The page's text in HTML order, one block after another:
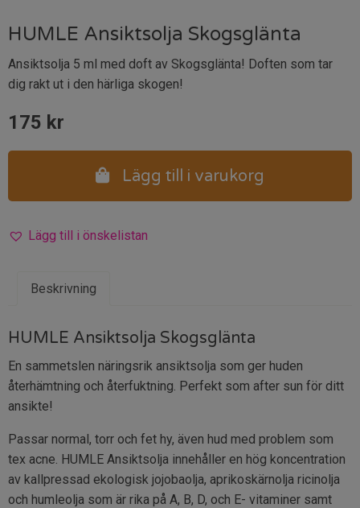
HUMLE Ansiktsolja Skogsglänta
Ansiktsolja 5 ml med doft av Skogsglänta! Doften som tar
dig rakt ut i den härliga skogen!
175 kr
Lägg till i varukorg
Lägg till i önskelistan
Beskrivning
HUMLE Ansiktsolja Skogsglänta
En sammetslen näringsrik ansiktsolja som ger huden
återhämtning och återfuktning. Perfekt som after sun för ditt
ansikte!
Passar normal, torr och fet hy, även hud med problem som
tex acne. HUMLE Ansiktsolja innehåller en hög koncentration
av kallpressad ekologisk jojobaolja, aprikoskärnolja ricinolja
och humleolja som är rika på A, B, D, och E- vitaminer samt